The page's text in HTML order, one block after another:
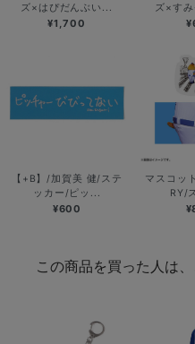
ズ×はぴだんぶい...
¥1,700
ズ×すみ
【+B】/加賀美 健/ステ
ッカー/ピッ...
¥600
マスコッ
RY/
この商品を買った人は